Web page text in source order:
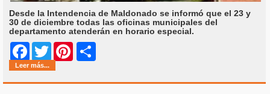
Desde la Intendencia de Maldonado se informó que el 23 y
30 de diciembre todas las oficinas municipales del
departamento atenderán en horario especial.
Facebook
Twitter Pinterest
Leer más...